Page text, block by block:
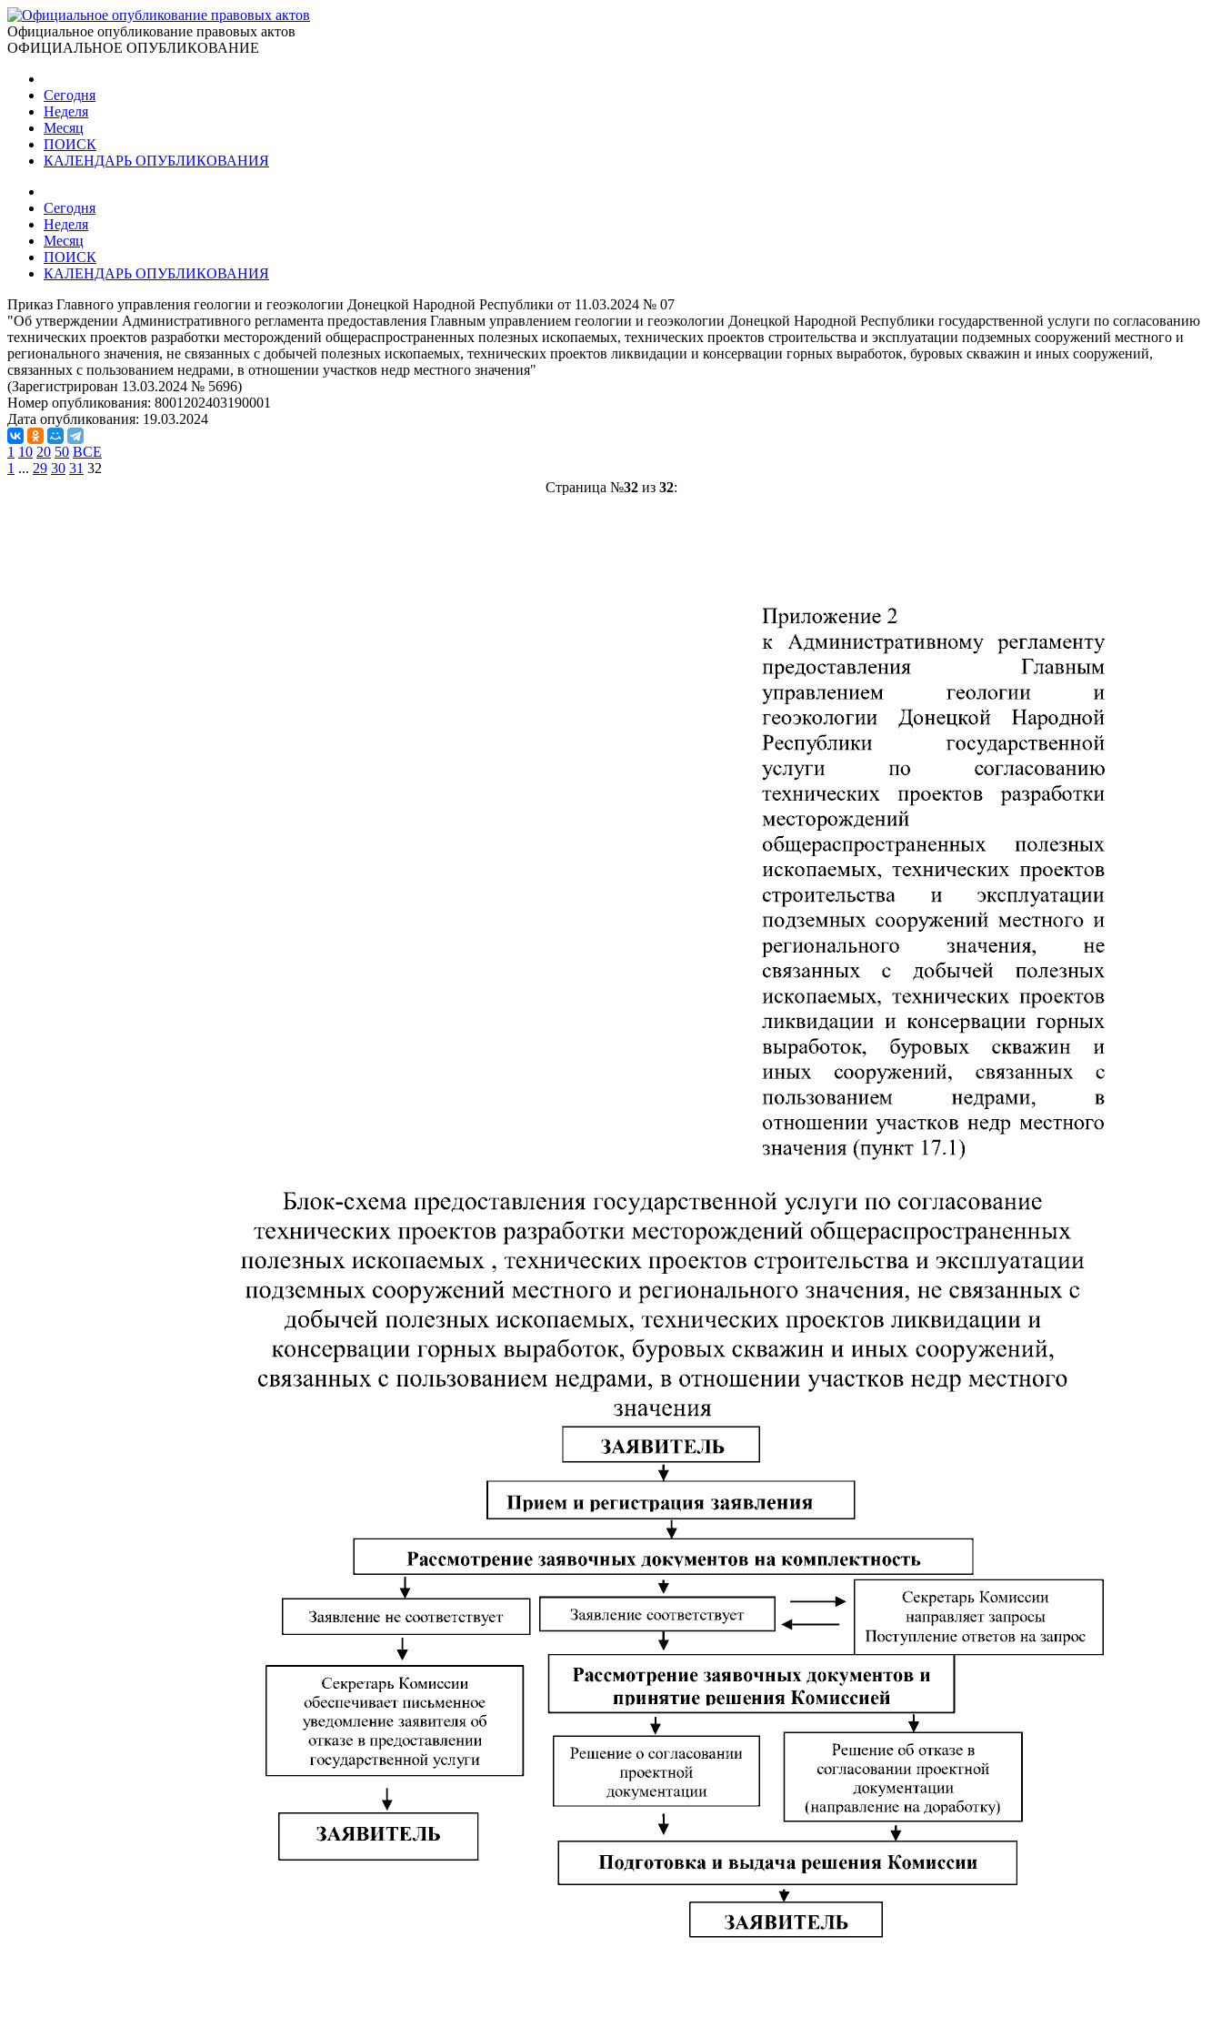
Официальное опубликование правовых актов
ОФИЦИАЛЬНОЕ ОПУБЛИКОВАНИЕ
Сегодня
Неделя
Месяц
ПОИСК
КАЛЕНДАРЬ ОПУБЛИКОВАНИЯ
Сегодня
Неделя
Месяц
ПОИСК
КАЛЕНДАРЬ ОПУБЛИКОВАНИЯ
Приказ Главного управления геологии и геоэкологии Донецкой Народной Республики от 11.03.2024 № 07
"Об утверждении Административного регламента предоставления Главным управлением геологии и геоэкологии Донецкой Народной Республики государственной услуги по согласованию
технических проектов разработки месторождений общераспространенных полезных ископаемых, технических проектов строительства и эксплуатации подземных сооружений местного и
регионального значения, не связанных с добычей полезных ископаемых, технических проектов ликвидации и консервации горных выработок, буровых скважин и иных сооружений,
связанных с пользованием недрами, в отношении участков недр местного значения"
(Зарегистрирован 13.03.2024 № 5696)
Номер опубликования: 8001202403190001
Дата опубликования: 19.03.2024
1 10 20 50 ВСЕ
1 ... 29 30 31 32
Страница №32из 32: